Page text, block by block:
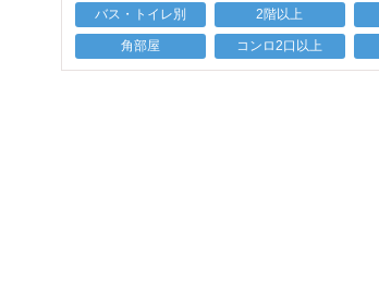
バス・トイレ別 2階以上
角部屋 コンロ2口以上